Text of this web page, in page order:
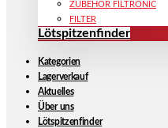
ZUBEHÖR FILTRONIC
FILTER
Lötspitzenfinder
Kategorien
Lagerverkauf
Aktuelles
Über uns
Lötspitzenfinder